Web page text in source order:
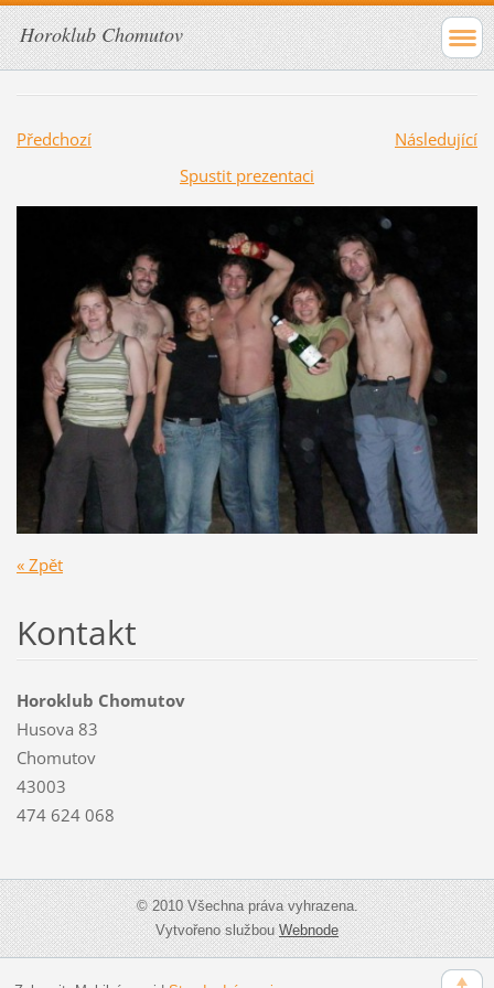
Horoklub Chomutov
Předchozí
Následující
Spustit prezentaci
« Zpět
Kontakt
Horoklub Chomutov
Husova 83
Chomutov
43003
474 624 068
© 2010 Všechna práva vyhrazena.
Vytvořeno službouWebnode